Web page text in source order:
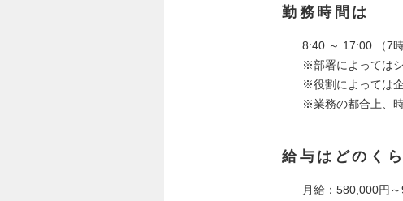
勤務時間は
8:40 ～ 17:00 （7時
※部署によっては
※役割によっては
※業務の都合上、
給与はどのく
月給：580,000円